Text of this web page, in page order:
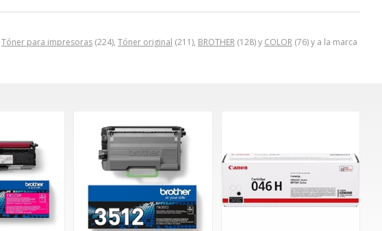
Tóner para impresoras (224), Tóner original (211), BROTHER (128) y COLOR (76) y a la marca